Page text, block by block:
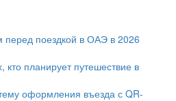
перед поездкой в ОАЭ в 2026
планирует путешествие в
оформления въезда с QR-